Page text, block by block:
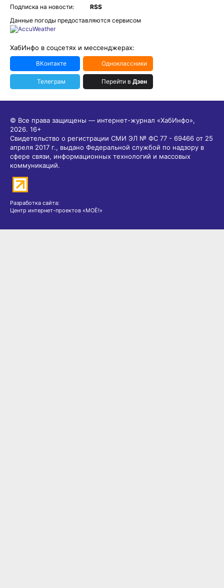
Подписка на новости:
RSS
Данные погоды предоставляются сервисом
ХабИнфо в соцсетях и мессенджерах:
ВКонтакте Одноклассники
Телеграм Перейти в Дзен
© Все права защищены — интернет-журнал «ХабИнфо»,
2026. 16+
Свидетельство о регистрации СМИ ЭЛ № ФС 77 - 69466 от 25
апреля 2017 г., выдано Федеральной службой по надзору в
сфере связи, информационных технологий и массовых
коммуникаций.
Разработка сайта:
Центр интернет-проектов «МОЁ!»